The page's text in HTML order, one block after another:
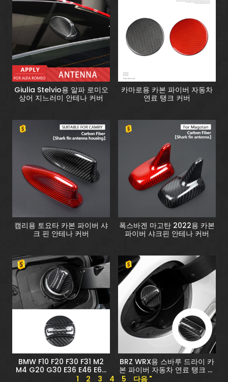
Giulia Stelvio용 알파 로미오
상어 지느러미 안테나 커버
카마로용 카본 파이버 자동차
연료 탱크 커버
캠리용 토요타 카본 파이버 샤
크 핀 안테나 커버
폭스바겐 마고탄 2022용 카본
파이버 샤크핀 안테나 커버
BMW F10 F20 F30 F31 M2
M4 G20 G30 E36 E46 E60
E87 E90 E92용 카본 파이버
BRZ WRX용 스바루 드라이 카
본 파이버 자동차 연료 탱크 오
일 가스 커버
1 2 3 4 5 다음 "